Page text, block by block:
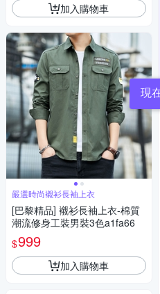
加入購物車
嚴選時尚襯衫長袖上衣
[巴黎精品] 襯衫長袖上衣-棉質
潮流修身工裝男裝3色a1fa66
$999
加入購物車
現